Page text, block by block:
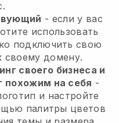
- если у вас
использовать
подключить свою
своему домену.
своего бизнеса и
похожим на себя -
и настройте
палитры цветов